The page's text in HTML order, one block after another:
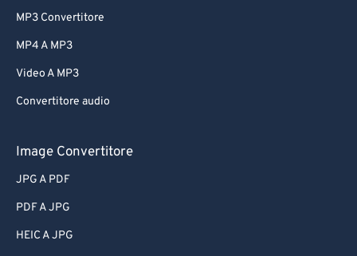
MP3 Convertitore
MP4 A MP3
Video A MP3
Convertitore audio
Image Convertitore
JPG A PDF
PDF A JPG
HEIC A JPG